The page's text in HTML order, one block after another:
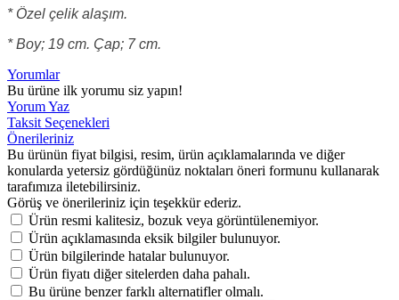
* Özel çelik alaşım.
* Boy; 19 cm. Çap; 7 cm.
Yorumlar
Bu ürüne ilk yorumu siz yapın!
Yorum Yaz
Taksit Seçenekleri
Önerileriniz
Bu ürünün fiyat bilgisi, resim, ürün açıklamalarında ve diğer
konularda yetersiz gördüğünüz noktaları öneri formunu kullanarak
tarafımıza iletebilirsiniz.
Görüş ve önerileriniz için teşekkür ederiz.
Ürün resmi kalitesiz, bozuk veya görüntülenemiyor.
Ürün açıklamasında eksik bilgiler bulunuyor.
Ürün bilgilerinde hatalar bulunuyor.
Ürün fiyatı diğer sitelerden daha pahalı.
Bu ürüne benzer farklı alternatifler olmalı.